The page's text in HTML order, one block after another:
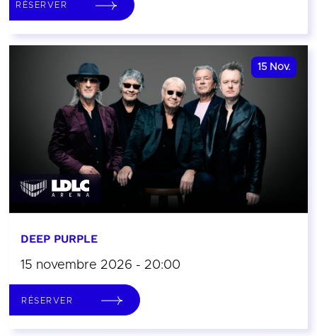
RÉSERVER
15 Nov.
DEEP PURPLE
15 novembre 2026 - 20:00
RÉSERVER